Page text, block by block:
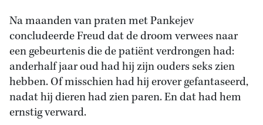
Na maanden van praten met Pankejev
concludeerde Freud dat de droom verwees naar
een gebeurtenis die de patiënt verdrongen had:
anderhalf jaar oud had hij zijn ouders seks zien
hebben. Of misschien had hij erover gefantaseerd,
nadat hij dieren had zien paren. En dat had hem
ernstig verward.